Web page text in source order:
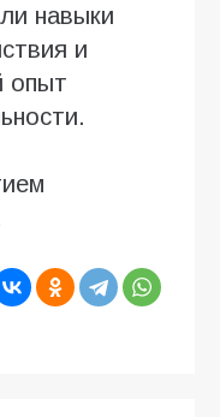
навыки
и
опыт